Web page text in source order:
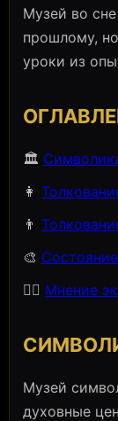
Музей во
прошлому,
уроки из
🏛️
👩
👨
🎨
🧙‍♀️ Мнение
Музей
духовные